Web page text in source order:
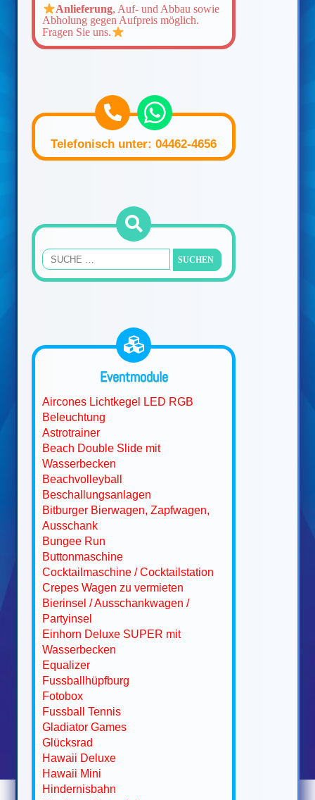
Anlieferung, Auf- und Abbau sowie
Abholung gegen Aufpreis möglich.
Fragen Sie uns.
Telefonisch unter: 04462-4656
Eventmodule
Aircones Lichtkegel LED RGB
Beleuchtung
Astrotrainer
Beach Double Slide mit
Wasserbecken
Beachvolleyball
Beschallungsanlagen
Bitburger Bierwagen, Zapfwagen,
Ausschank
Bungee Run
Buttonmaschine
Cocktailmaschine / Cocktailstation
Crepes Wagen zu vermieten
Bierinsel / Ausschankwagen /
Partyinsel
Einhorn Deluxe SUPER mit
Wasserbecken
Equalizer
Fussballhüpfburg
Fotobox
Fussball Tennis
Gladiator Games
Glücksrad
Hawaii Deluxe
Hawaii Mini
Hindernisbahn